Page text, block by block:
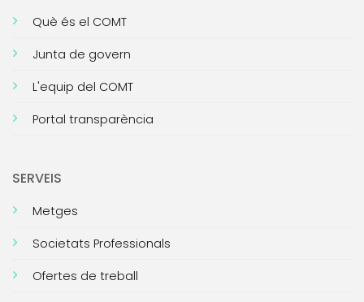
Què és el COMT
Junta de govern
L'equip del COMT
Portal transparència
SERVEIS
Metges
Societats Professionals
Ofertes de treball